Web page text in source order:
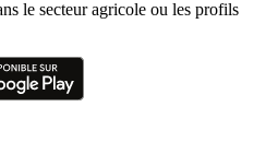
le secteur agricole ou les profils